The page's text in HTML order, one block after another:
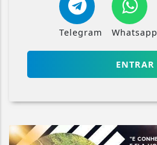
Telegram Whatsapp
ENTRAR